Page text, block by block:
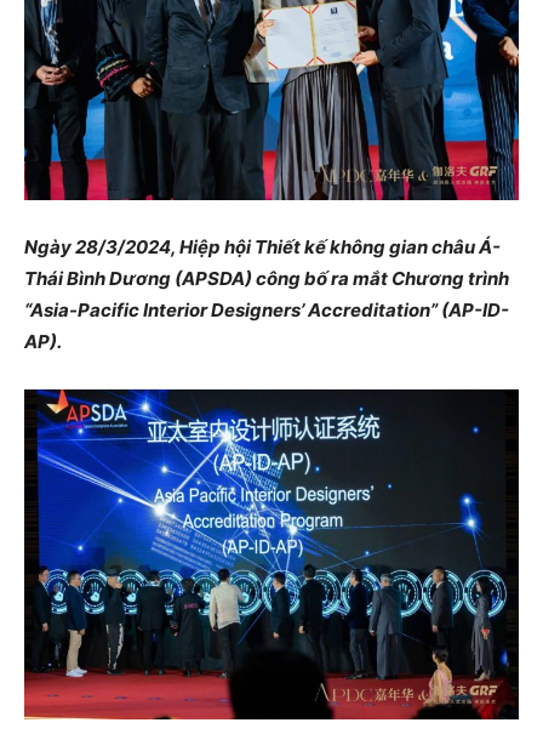
Ngày 28/3/2024, Hiệp hội Thiết kế không gian châu Á-
Thái Bình Dương (APSDA) công bố ra mắt Chương trình
“Asia-Pacific Interior Designers’ Accreditation” (AP-ID-
AP).